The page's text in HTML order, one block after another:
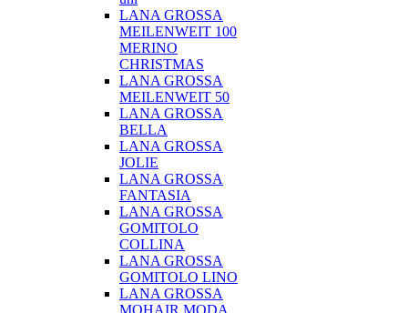
LANA GROSSA
MEILENWEIT 100
MERINO
CHRISTMAS
LANA GROSSA
MEILENWEIT 50
LANA GROSSA
BELLA
LANA GROSSA
JOLIE
LANA GROSSA
FANTASIA
LANA GROSSA
GOMITOLO
COLLINA
LANA GROSSA
GOMITOLO LINO
LANA GROSSA
MOHAIR MODA